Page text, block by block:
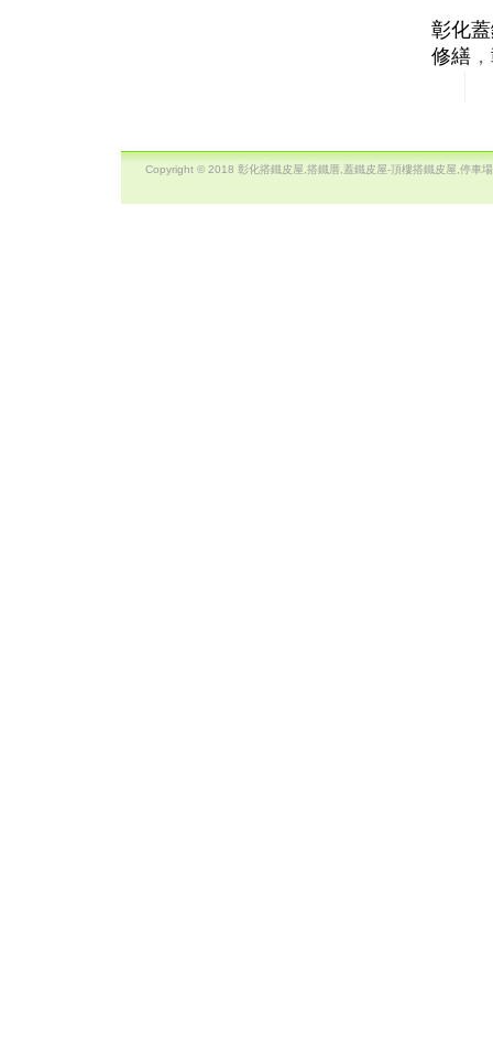
彰化
修繕 ，
Copyright © 2018 彰化搭鐵皮屋,搭鐵厝,蓋鐵皮屋-頂樓搭鐵皮屋,停車